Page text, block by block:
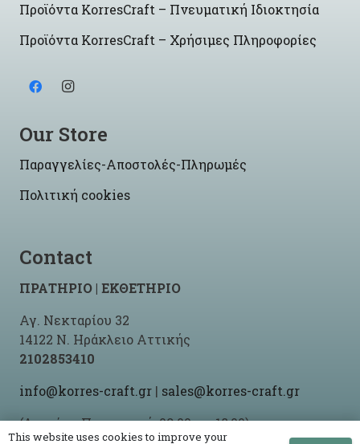
Προϊόντα KorresCraft – Πνευματική Ιδιοκτησία
Προϊόντα KorresCraft – Χρήσιμες Πληροφορίες
Our Store
Παραγγελίες-Αποστολές-Πληρωμές
Πολιτική cookies
Contact
ΠΡΑΤΗΡΙΟ | ΕΚΘΕΤΗΡΙΟ
Αγ. Νεκταρίου 32
14122 Ν. Ηράκλειο Αττικής
2102853410
info@korres-craft.gr | sales@korres-craft.gr
(Δευτέρα-Παρασκευή: 09:00 ως 18:00)
This website uses cookies to improve your